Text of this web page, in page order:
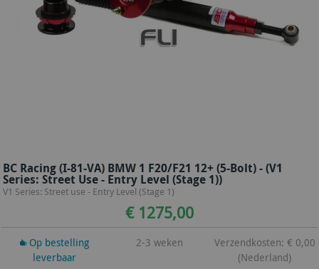
BC Racing (I-81-VA) BMW 1 F20/F21 12+ (5-Bolt) - (V1
Series: Street Use - Entry Level (Stage 1))
V1 Series: Street use - Entry Level (Stage 1)
€ 1275,00
Op bestelling
leverbaar
2-3 weken
Verzendkosten: € 0,00
(Nederland)